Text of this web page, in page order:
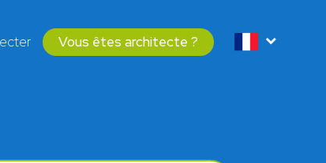
Vous êtes architecte ?